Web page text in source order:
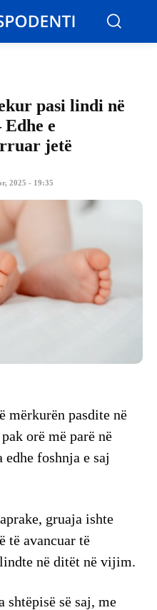
pasi lindi në
e
jetë
2025 - 19:35
mërkurën pasdite në
orë më parë në
edhe foshnja e saj
gruaja ishte
të avancuar të
në ditët në vijim.
shtëpisë së saj, me